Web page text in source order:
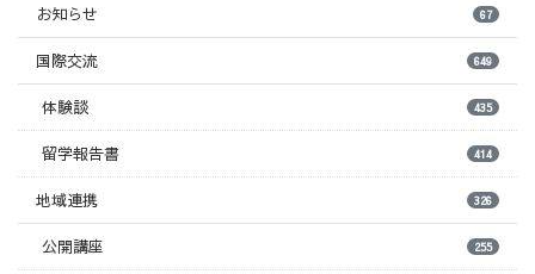
お知らせ 67
国際交流 649
体験談 435
留学報告書 414
地域連携 326
公開講座 255